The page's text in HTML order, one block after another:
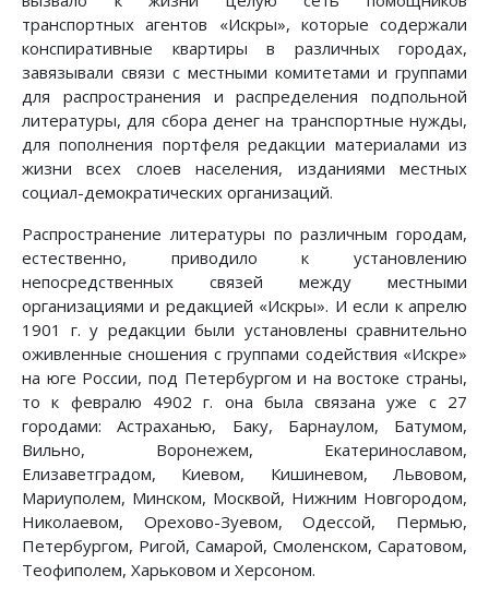
транспортных агентов «Искры», которые содержали
конспиративные квартиры в различных городах,
завязывали связи с местными комитетами и группами
для распространения и распределения подпольной
литературы, для сбора денег на транспортные нужды,
для пополнения портфеля редакции материалами из
жизни всех слоев населения, изданиями местных
социал-демократических организаций.
Распространение литературы по различным городам,
естественно, приводило к установлению
непосредственных связей между местными
организациями и редакцией «Искры». И если к апрелю
1901 г. у редакции были установлены сравнительно
оживленные сношения с группами содействия «Искре»
на юге России, под Петербургом и на востоке страны,
то к февралю 4902 г. она была связана уже с 27
городами: Астраханью, Баку, Барнаулом, Батумом,
Вильно, Воронежем, Екатеринославом,
Елизаветградом, Киевом, Кишиневом, Львовом,
Мариуполем, Минском, Москвой, Нижним Новгородом,
Николаевом, Орехово-Зуевом, Одессой, Пермью,
Петербургом, Ригой, Самарой, Смоленском, Саратовом,
Теофиполем, Харьковом и Херсоном.